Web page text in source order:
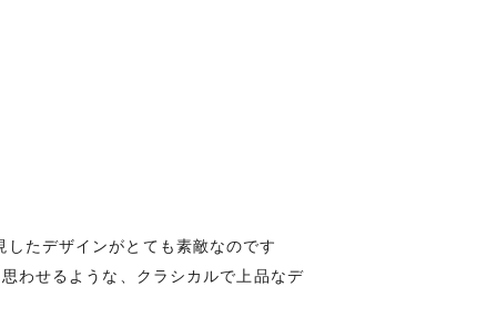
たデザインがとても素敵なのです
わせるような、クラシカルで上品なデ